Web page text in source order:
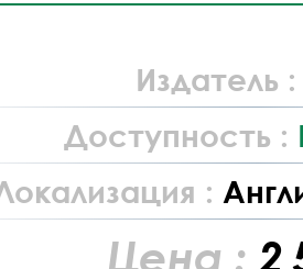
Издатель
Доступность :
:
Цена : 2